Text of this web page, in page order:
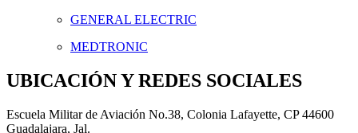
GENERAL ELECTRIC
MEDTRONIC
UBICACIÓN Y REDES SOCIALES
Escuela Militar de Aviación No.38, Colonia Lafayette, CP 44600
Guadalajara, Jal.